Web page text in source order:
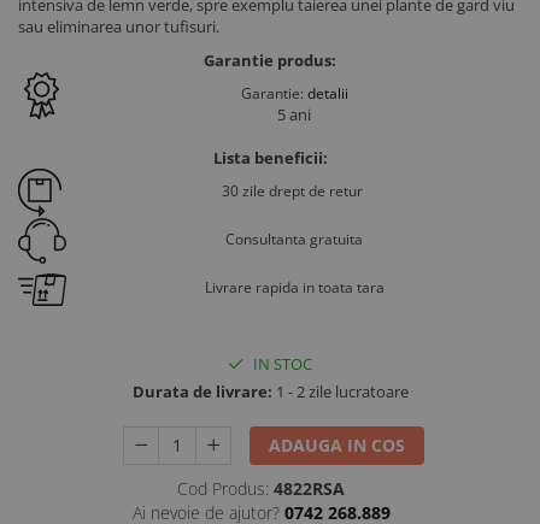
Vitei
Alaptare vitei
Alaptare automata vitei
Colostru vitei
Cusete si boxe vitei
Accesorii cusete vitei
Boxe comune
Cusete individuale
Suplimente nutritive vitei
intensiva de lemn verde, spre exemplu taierea unei plante de gard viu
sau eliminarea unor tufisuri.
Garantie produs:
Garantie: detalii
5 ani
Lista beneficii:
30 zile drept de retur
Consultanta gratuita
Livrare rapida in toata tara
IN STOC
Durata de livrare: 1 - 2 zile lucratoare
ADAUGA IN COS
Cod Produs: 4822RSA
Ai nevoie de ajutor? 0742 268.889